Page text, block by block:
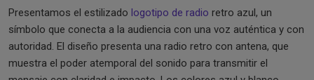
Presentamos el estilizado logotipo de radio retro azul, un
símbolo que conecta a la audiencia con una voz auténtica y con
autoridad. El diseño presenta una radio retro con antena, que
muestra el poder atemporal del sonido para transmitir el